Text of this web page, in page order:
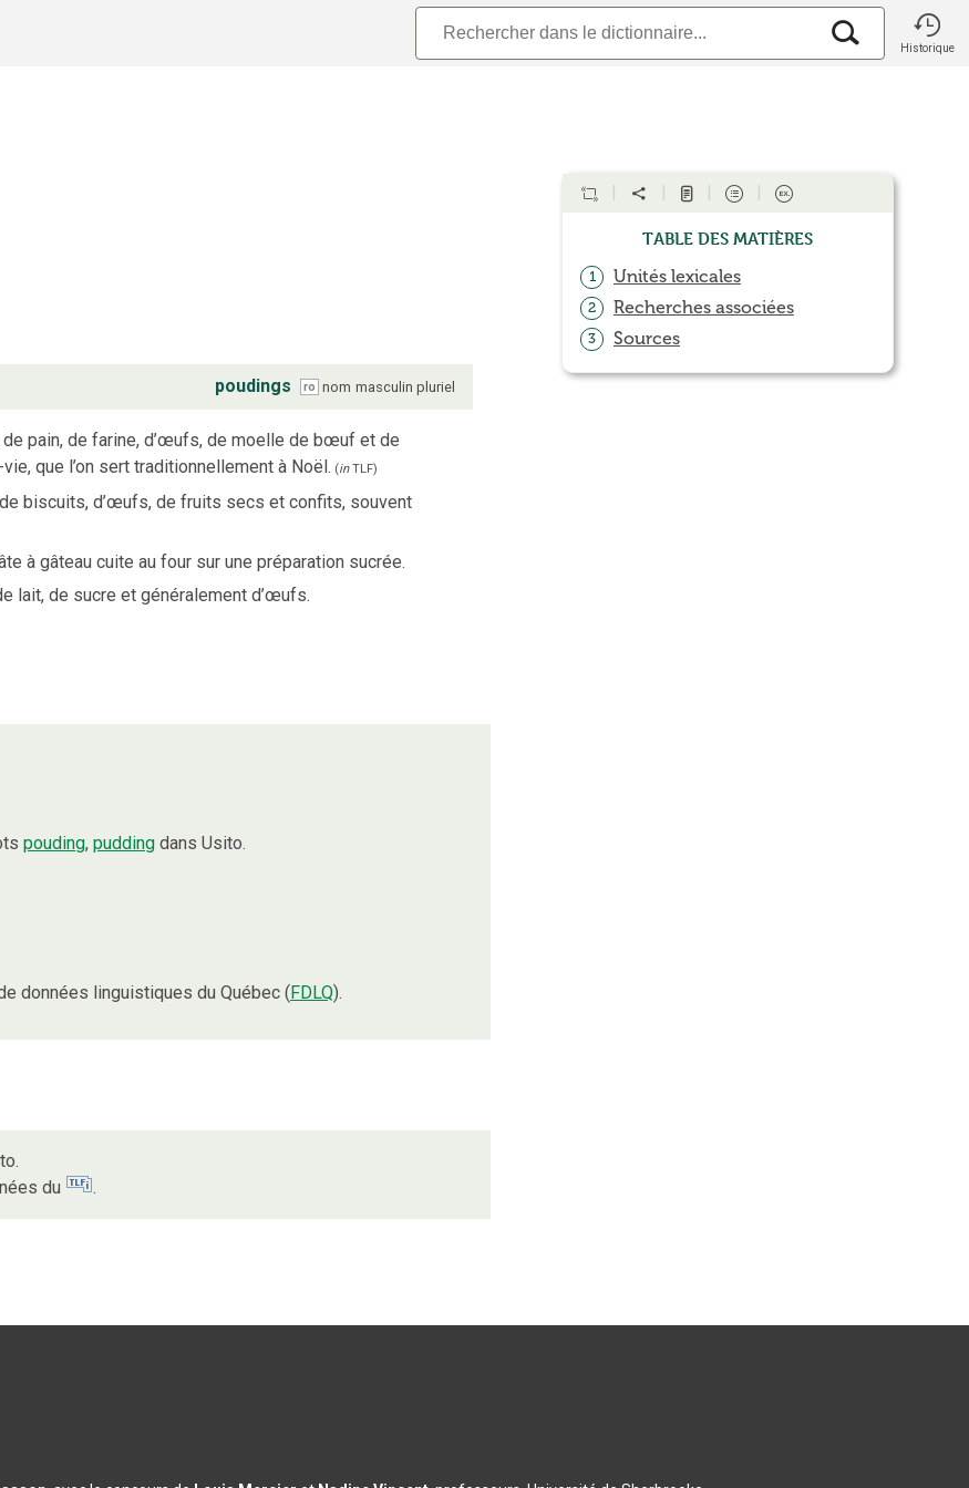
Historique
poudings ro nom masculin pluriel
pain, de farine, d’œufs, de moelle de bœuf et de
que l’on sert traditionnellement à Noël. (inTLF)
biscuits, d’œufs, de fruits secs et confits, souvent
à gâteau cuite au four sur une préparation sucrée.
lait, de sucre et généralement d’œufs.
pouding, pudding dans Usito.
données linguistiques du Québec (FDLQ).
du
.
Table des matières
1 Unités lexicales
2 Recherches associées
3 Sources